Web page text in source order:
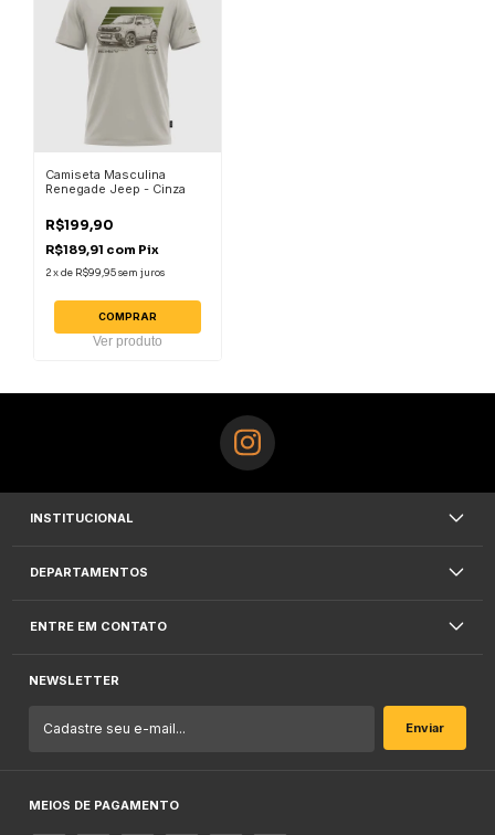
Camiseta Masculina
Renegade Jeep - Cinza
R$199,90
R$189,91 com Pix
2xde R$99,95sem juros
COMPRAR
Ver produto
INSTITUCIONAL
DEPARTAMENTOS
ENTRE EM CONTATO
NEWSLETTER
MEIOS DE PAGAMENTO